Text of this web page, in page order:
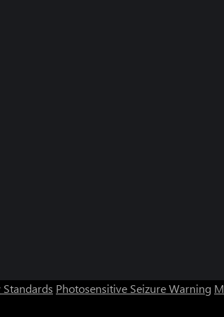
Photosensitive Seizure Warning